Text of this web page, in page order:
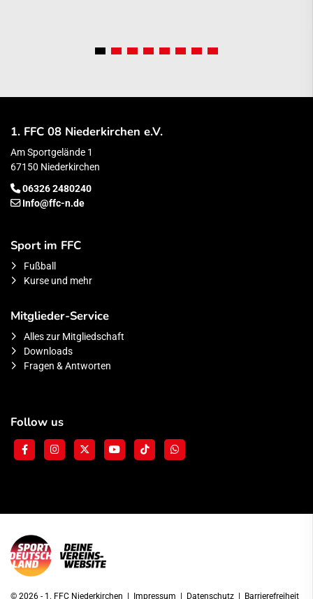
1. FFC 08 Niederkirchen e.V.
Am Sportgelände 1
67150 Niederkirchen
06326 2480240
Info@ffc-n.de
Sport im FFC
Fußball
Kurse und mehr
Mitglieder-Service
Alles zur Mitgliedschaft
Downloads
Fragen & Antworten
Follow us
© 2026 - 1. FFC Niederkirchen | Impressum Datenschutz Barrierefreiheit